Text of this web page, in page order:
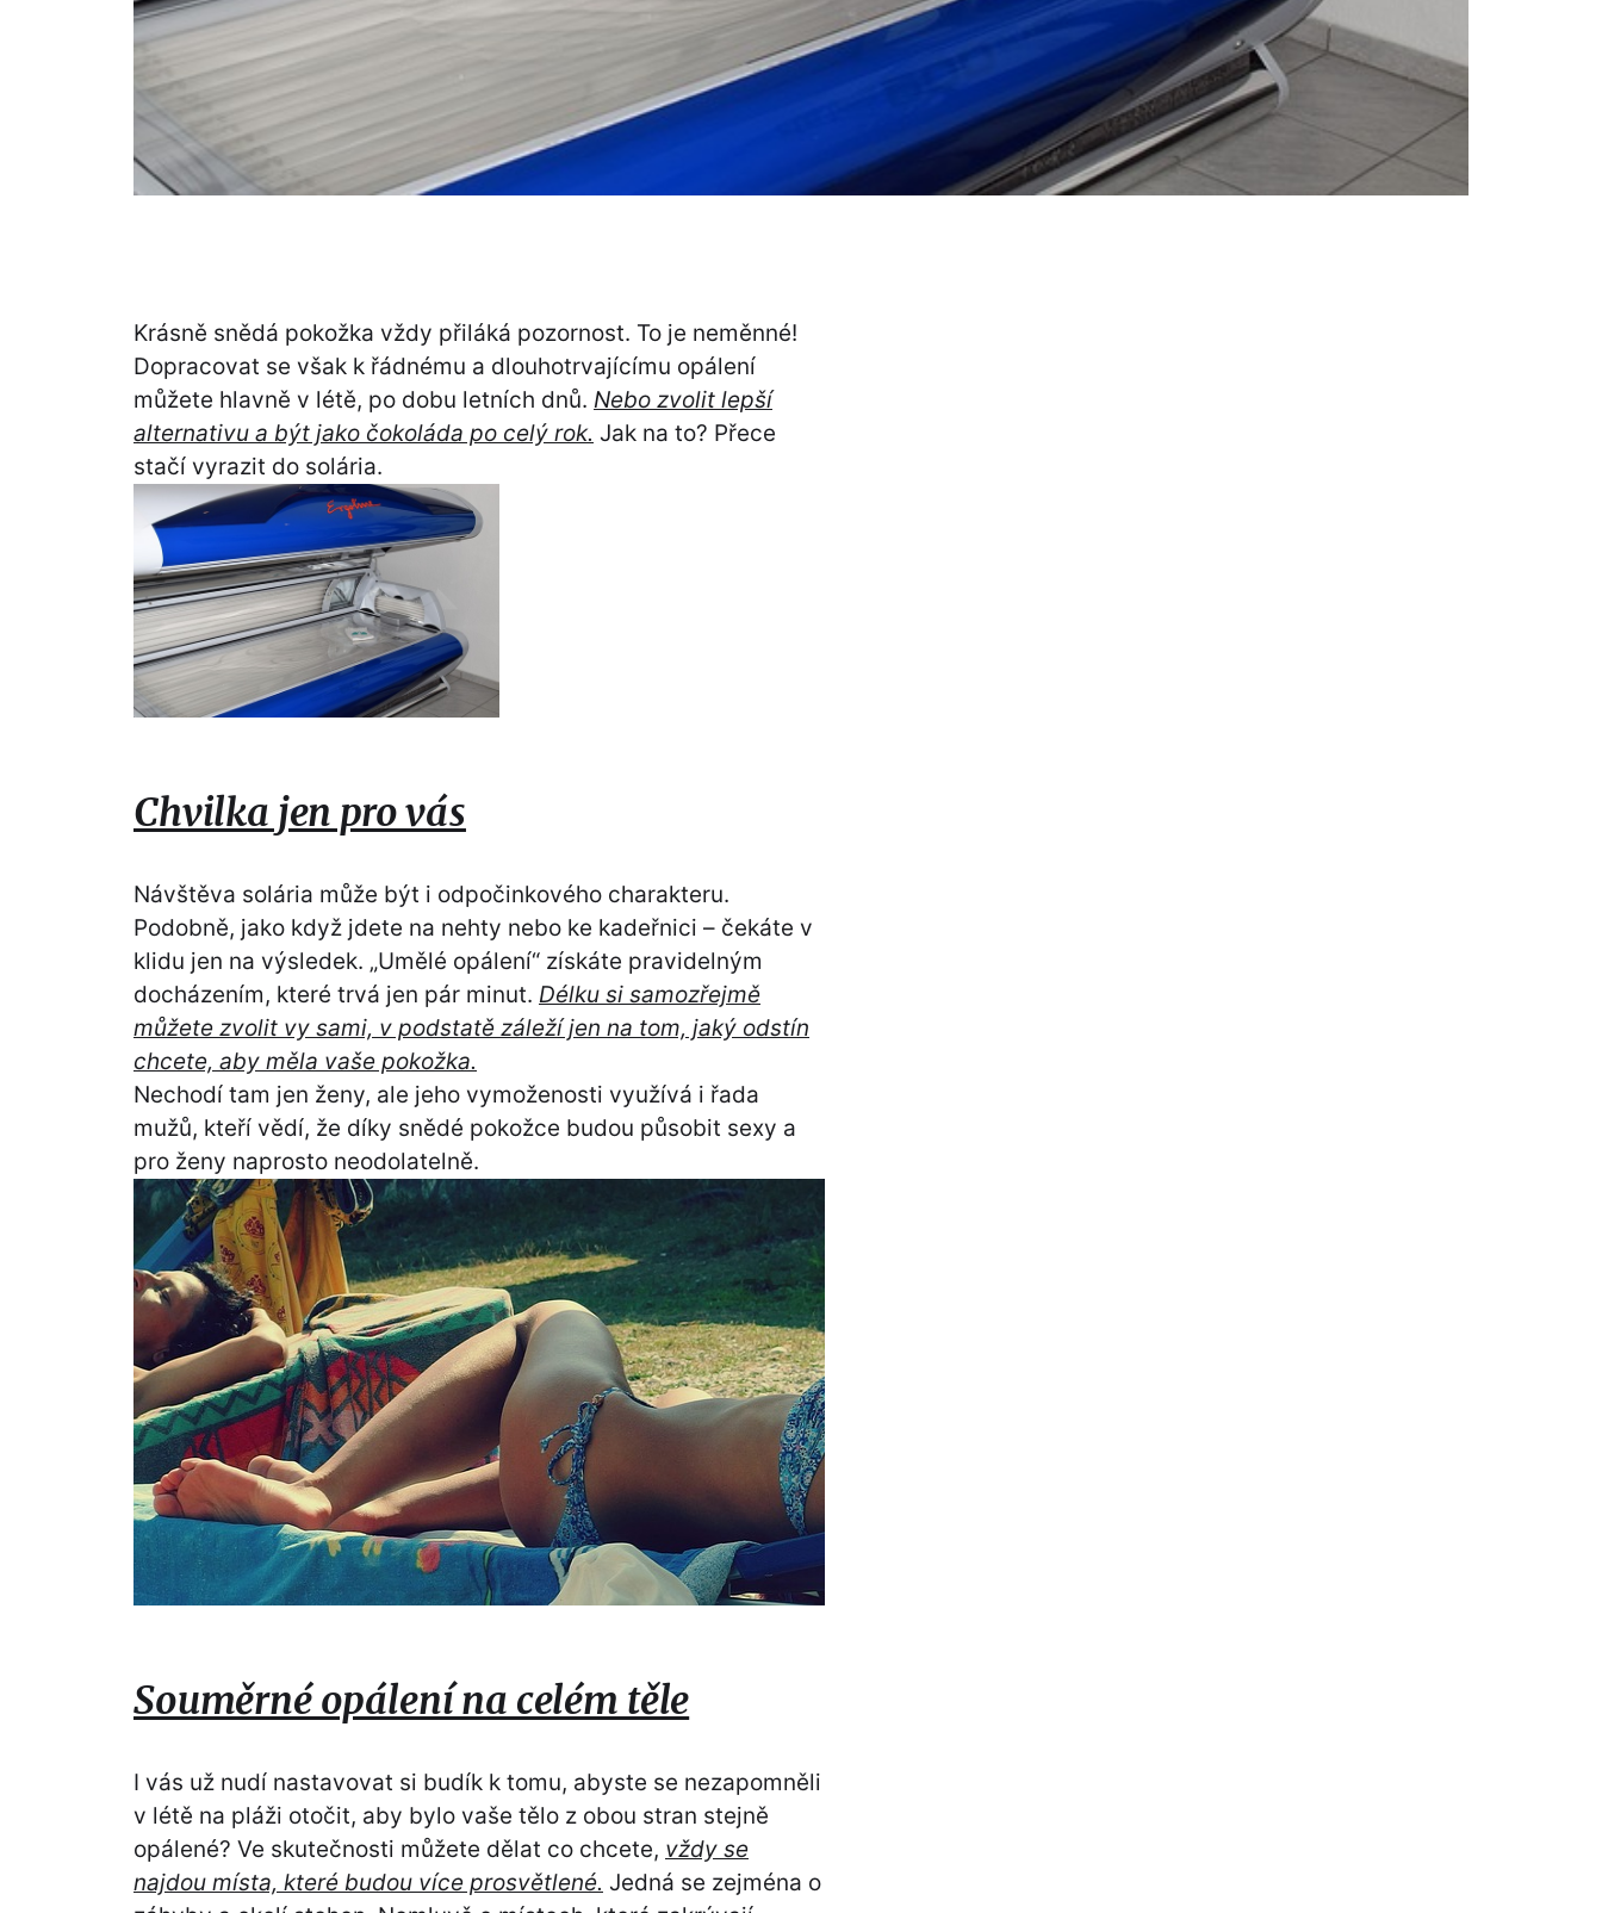
Krásně snědá pokožka vždy přiláká pozornost. To je neměnné!
Dopracovat se však k řádnému a dlouhotrvajícímu opálení
můžete hlavně v létě, po dobu letních dnů. Nebo zvolit lepší
alternativu a být jako čokoláda po celý rok. Jak na to? Přece
stačí vyrazit do solária.
Chvilka jen pro vás
Návštěva solária může být i odpočinkového charakteru.
Podobně, jako když jdete na nehty nebo ke kadeřnici – čekáte v
klidu jen na výsledek. „Umělé opálení“ získáte pravidelným
docházením, které trvá jen pár minut. Délku si samozřejmě
můžete zvolit vy sami, v podstatě záleží jen na tom, jaký odstín
chcete, aby měla vaše pokožka.
Nechodí tam jen ženy, ale jeho vymoženosti využívá i řada
mužů, kteří vědí, že díky snědé pokožce budou působit sexy a
pro ženy naprosto neodolatelně.
Souměrné opálení na celém těle
I vás už nudí nastavovat si budík k tomu, abyste se nezapomněli
v létě na pláži otočit, aby bylo vaše tělo z obou stran stejně
opálené? Ve skutečnosti můžete dělat co chcete, vždy se
najdou místa, které budou více prosvětlené. Jedná se zejména o